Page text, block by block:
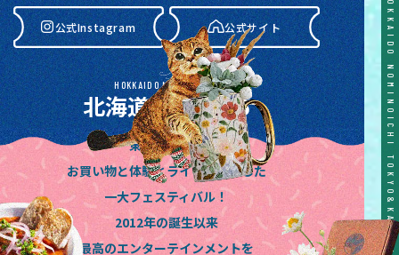
公式Instagram 公式サイト
HOKKAIDO NOMINOICHI
北海道蚤の市’26
公式Instagram 公式サイト
東京蚤の市は
お買い物と体験とライブが融合した
一大フェスティバル！
2012年の誕生以来
最高のエンターテインメントを